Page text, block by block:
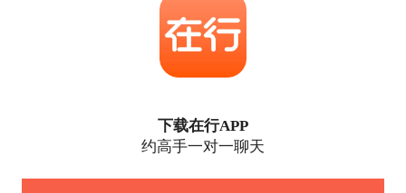
下载在行APP
约高手一对一聊天